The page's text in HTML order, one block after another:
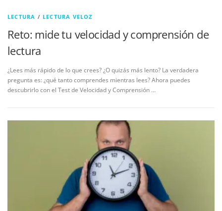
LECTURA / LECTURA VELOZ
Reto: mide tu velocidad y comprensión de
lectura
¿Lees más rápido de lo que crees? ¿O quizás más lento? La verdadera
pregunta es: ¿qué tanto comprendes mientras lees? Ahora puedes
descubrirlo con el Test de Velocidad y Comprensión …